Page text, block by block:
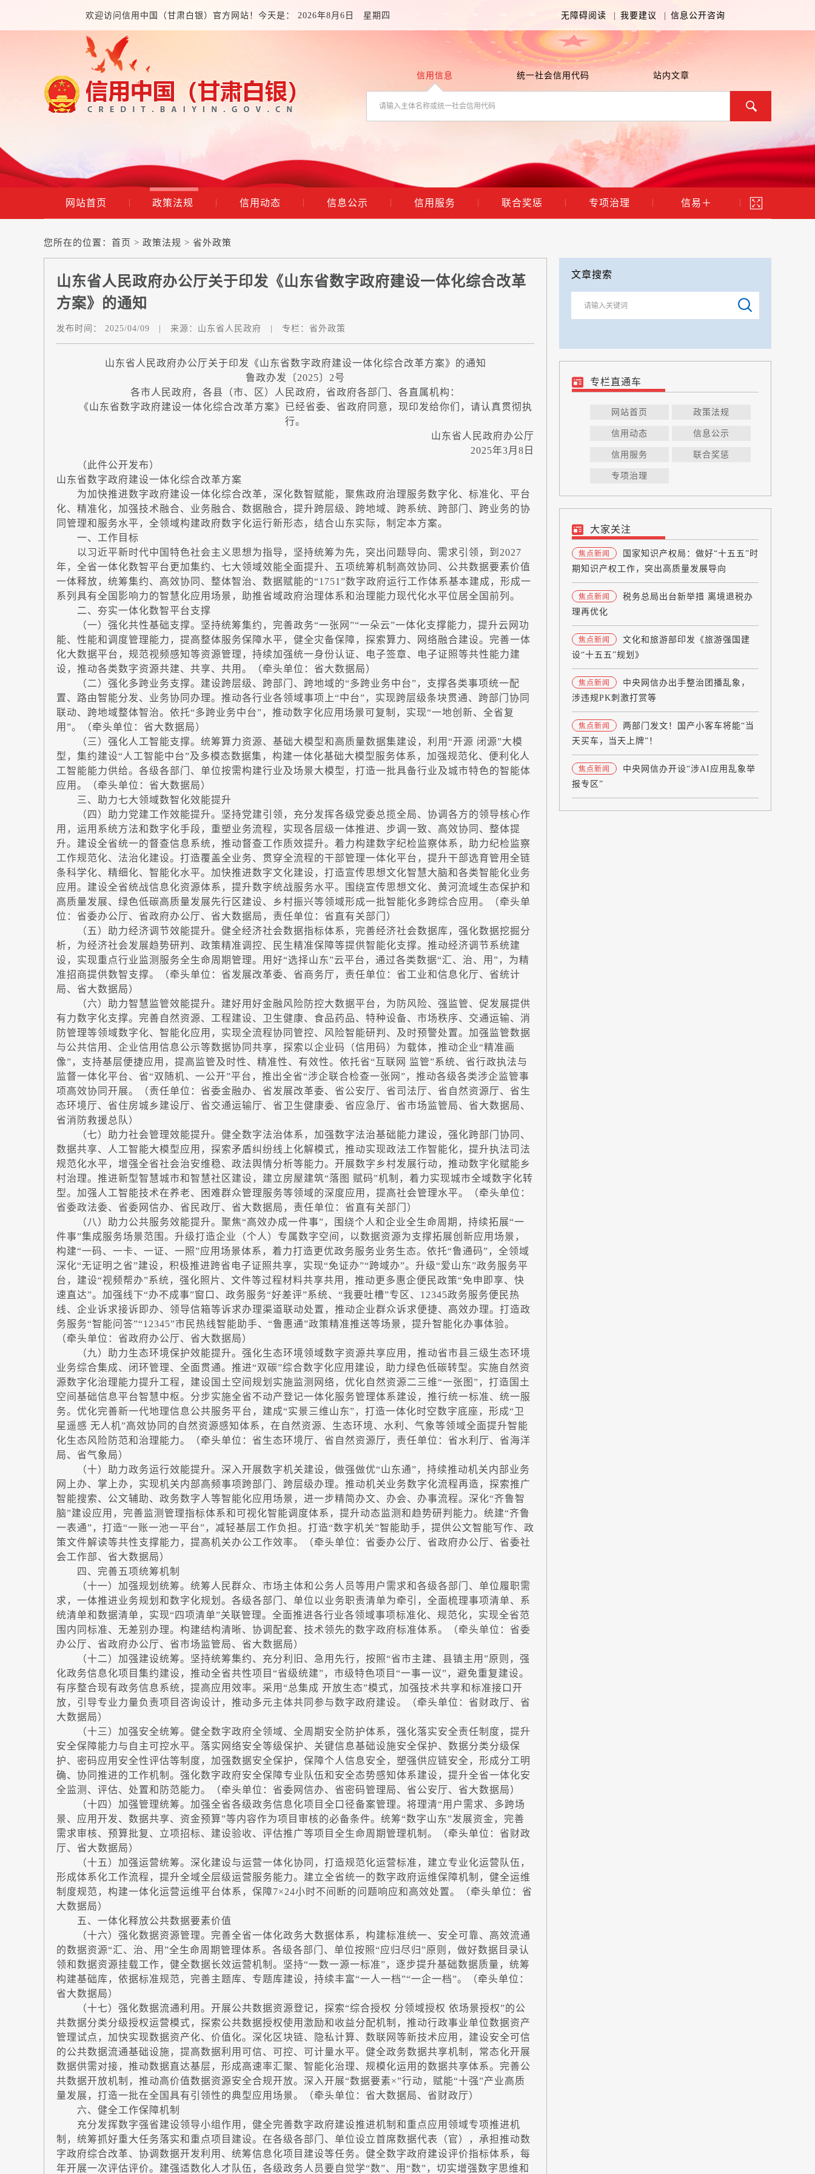
欢迎访问信用中国（甘肃白银）官方网站！今天是： 2026年8月6日 星期四 无障碍阅读 | 我要建议 | 信息公开咨询
信用信息 统一社会信用代码 站内文章
网站首页 政策法规 信用动态 信息公示 信用服务 联合奖惩 专项治理 信易＋
您所在的位置： 首页 > 政策法规 > 省外政策
山东省人民政府办公厅关于印发《山东省数字政府建设一体化综合改革
方案》的通知
发布时间： 2025/04/09 来源： 山东省人民政府 专栏： 省外政策
山东省人民政府办公厅关于印发《山东省数字政府建设一体化综合改革方案》的通知
鲁政办发〔2025〕2号
各市人民政府，各县（市、区）人民政府，省政府各部门、各直属机构：
《山东省数字政府建设一体化综合改革方案》已经省委、省政府同意，现印发给你们，请认真贯彻执
行。
山东省人民政府办公厅
2025年3月8日
（此件公开发布）
山东省数字政府建设一体化综合改革方案
为加快推进数字政府建设一体化综合改革，深化数智赋能，聚焦政府治理服务数字化、标准化、平台
化、精准化，加强技术融合、业务融合、数据融合，提升跨层级、跨地域、跨系统、跨部门、跨业务的协
同管理和服务水平，全领域构建政府数字化运行新形态，结合山东实际，制定本方案。
一、工作目标
以习近平新时代中国特色社会主义思想为指导，坚持统筹为先，突出问题导向、需求引领，到2027
年，全省一体化数智平台更加集约、七大领域效能全面提升、五项统筹机制高效协同、公共数据要素价值
一体释放，统筹集约、高效协同、整体智治、数据赋能的“1751”数字政府运行工作体系基本建成，形成一
系列具有全国影响力的智慧化应用场景，助推省域政府治理体系和治理能力现代化水平位居全国前列。
二、夯实一体化数智平台支撑
（一）强化共性基础支撑。坚持统筹集约，完善政务“一张网”“一朵云”一体化支撑能力，提升云网功
能、性能和调度管理能力，提高整体服务保障水平，健全灾备保障，探索算力、网络融合建设。完善一体
化大数据平台，规范视频感知等资源管理，持续加强统一身份认证、电子签章、电子证照等共性能力建
设，推动各类数字资源共建、共享、共用。（牵头单位：省大数据局）
（二）强化多跨业务支撑。建设跨层级、跨部门、跨地域的“多跨业务中台”，支撑各类事项统一配
置、路由智能分发、业务协同办理。推动各行业各领域事项上“中台”，实现跨层级条块贯通、跨部门协同
联动、跨地域整体智治。依托“多跨业务中台”，推动数字化应用场景可复制，实现“一地创新、全省复
用”。（牵头单位：省大数据局）
（三）强化人工智能支撑。统筹算力资源、基础大模型和高质量数据集建设，利用“开源 闭源”大模
型，集约建设“人工智能中台”及多模态数据集，构建一体化基础大模型服务体系，加强规范化、便利化人
工智能能力供给。各级各部门、单位按需构建行业及场景大模型，打造一批具备行业及城市特色的智能体
应用。（牵头单位：省大数据局）
三、助力七大领域数智化效能提升
（四）助力党建工作效能提升。坚持党建引领，充分发挥各级党委总揽全局、协调各方的领导核心作
用，运用系统方法和数字化手段，重塑业务流程，实现各层级一体推进、步调一致、高效协同、整体提
升。建设全省统一的督查信息系统，推动督查工作质效提升。着力构建数字纪检监察体系，助力纪检监察
工作规范化、法治化建设。打造覆盖全业务、贯穿全流程的干部管理一体化平台，提升干部选育管用全链
条科学化、精细化、智能化水平。加快推进数字文化建设，打造宣传思想文化智慧大脑和各类智能化业务
应用。建设全省统战信息化资源体系，提升数字统战服务水平。围绕宣传思想文化、黄河流域生态保护和
高质量发展、绿色低碳高质量发展先行区建设、乡村振兴等领域形成一批智能化多跨综合应用。（牵头单
位：省委办公厅、省政府办公厅、省大数据局，责任单位：省直有关部门）
（五）助力经济调节效能提升。健全经济社会数据指标体系，完善经济社会数据库，强化数据挖掘分
析，为经济社会发展趋势研判、政策精准调控、民生精准保障等提供智能化支撑。推动经济调节系统建
设，实现重点行业监测服务全生命周期管理。用好“选择山东”云平台，通过各类数据“汇、治、用”，为精
准招商提供数智支撑。（牵头单位：省发展改革委、省商务厅，责任单位：省工业和信息化厅、省统计
局、省大数据局）
（六）助力智慧监管效能提升。建好用好金融风险防控大数据平台，为防风险、强监管、促发展提供
有力数字化支撑。完善自然资源、工程建设、卫生健康、食品药品、特种设备、市场秩序、交通运输、消
防管理等领域数字化、智能化应用，实现全流程协同管控、风险智能研判、及时预警处置。加强监管数据
与公共信用、企业信用信息公示等数据协同共享，探索以企业码（信用码）为载体，推动企业“精准画
像”，支持基层便捷应用，提高监管及时性、精准性、有效性。依托省“互联网 监管”系统、省行政执法与
监督一体化平台、省“双随机、一公开”平台，推出全省“涉企联合检查一张网”，推动各级各类涉企监管事
项高效协同开展。（责任单位：省委金融办、省发展改革委、省公安厅、省司法厅、省自然资源厅、省生
态环境厅、省住房城乡建设厅、省交通运输厅、省卫生健康委、省应急厅、省市场监管局、省大数据局、
省消防救援总队）
（七）助力社会管理效能提升。健全数字法治体系，加强数字法治基础能力建设，强化跨部门协同、
数据共享、人工智能大模型应用，探索矛盾纠纷线上化解模式，推动实现政法工作智能化，提升执法司法
规范化水平，增强全省社会治安维稳、政法舆情分析等能力。开展数字乡村发展行动，推动数字化赋能乡
村治理。推进新型智慧城市和智慧社区建设，建立房屋建筑“落图 赋码”机制，着力实现城市全域数字化转
型。加强人工智能技术在养老、困难群众管理服务等领域的深度应用，提高社会管理水平。（牵头单位：
省委政法委、省委网信办、省民政厅、省大数据局，责任单位：省直有关部门）
（八）助力公共服务效能提升。聚焦“高效办成一件事”，围绕个人和企业全生命周期，持续拓展“一
件事”集成服务场景范围。升级打造企业（个人）专属数字空间，以数据资源为支撑拓展创新应用场景，
构建“一码、一卡、一证、一照”应用场景体系，着力打造更优政务服务业务生态。依托“鲁通码”，全领域
深化“无证明之省”建设，积极推进跨省电子证照共享，实现“免证办”“跨域办”。升级“爱山东”政务服务平
台，建设“视频帮办”系统，强化照片、文件等过程材料共享共用，推动更多惠企便民政策“免申即享、快
速直达”。加强线下“办不成事”窗口、政务服务“好差评”系统、“我要吐槽”专区、12345政务服务便民热
线、企业诉求接诉即办、领导信箱等诉求办理渠道联动处置，推动企业群众诉求便捷、高效办理。打造政
务服务“智能问答”“12345”市民热线智能助手、“鲁惠通”政策精准推送等场景，提升智能化办事体验。
（牵头单位：省政府办公厅、省大数据局）
（九）助力生态环境保护效能提升。强化生态环境领域数字资源共享应用，推动省市县三级生态环境
业务综合集成、闭环管理、全面贯通。推进“双碳”综合数字化应用建设，助力绿色低碳转型。实施自然资
源数字化治理能力提升工程，建设国土空间规划实施监测网络，优化自然资源二三维“一张图”，打造国土
空间基础信息平台智慧中枢。分步实施全省不动产登记一体化服务管理体系建设，推行统一标准、统一服
务。优化完善新一代地理信息公共服务平台，建成“实景三维山东”，打造一体化时空数字底座，形成“卫
星遥感 无人机”高效协同的自然资源感知体系，在自然资源、生态环境、水利、气象等领域全面提升智能
化生态风险防范和治理能力。（牵头单位：省生态环境厅、省自然资源厅，责任单位：省水利厅、省海洋
局、省气象局）
（十）助力政务运行效能提升。深入开展数字机关建设，做强做优“山东通”，持续推动机关内部业务
网上办、掌上办，实现机关内部高频事项跨部门、跨层级办理。推动机关业务数字化流程再造，探索推广
智能搜索、公文辅助、政务数字人等智能化应用场景，进一步精简办文、办会、办事流程。深化“齐鲁智
脑”建设应用，完善监测管理指标体系和可视化智能调度体系，提升动态监测和趋势研判能力。统建“齐鲁
一表通”，打造“一账一池一平台”，减轻基层工作负担。打造“数字机关”智能助手，提供公文智能写作、政
策文件解读等共性支撑能力，提高机关办公工作效率。（牵头单位：省委办公厅、省政府办公厅、省委社
会工作部、省大数据局）
四、完善五项统筹机制
（十一）加强规划统筹。统筹人民群众、市场主体和公务人员等用户需求和各级各部门、单位履职需
求，一体推进业务规划和数字化规划。各级各部门、单位以业务职责清单为牵引，全面梳理事项清单、系
统清单和数据清单，实现“四项清单”关联管理。全面推进各行业各领域事项标准化、规范化，实现全省范
围内同标准、无差别办理。构建结构清晰、协调配套、技术领先的数字政府标准体系。（牵头单位：省委
办公厅、省政府办公厅、省市场监管局、省大数据局）
（十二）加强建设统筹。坚持统筹集约、充分利旧、急用先行，按照“省市主建、县镇主用”原则，强
化政务信息化项目集约建设，推动全省共性项目“省级统建”，市级特色项目“一事一议”，避免重复建设。
有序整合现有政务信息系统，提高应用效率。采用“总集成 开放生态”模式，加强技术共享和标准接口开
放，引导专业力量负责项目咨询设计，推动多元主体共同参与数字政府建设。（牵头单位：省财政厅、省
大数据局）
（十三）加强安全统筹。健全数字政府全领域、全周期安全防护体系，强化落实安全责任制度，提升
安全保障能力与自主可控水平。落实网络安全等级保护、关键信息基础设施安全保护、数据分类分级保
护、密码应用安全性评估等制度，加强数据安全保护，保障个人信息安全，塑强供应链安全，形成分工明
确、协同推进的工作机制。强化数字政府安全保障专业队伍和安全态势感知体系建设，提升全省一体化安
全监测、评估、处置和防范能力。（牵头单位：省委网信办、省密码管理局、省公安厅、省大数据局）
（十四）加强管理统筹。加强全省各级政务信息化项目全口径备案管理。将理清“用户需求、多跨场
景、应用开发、数据共享、资金预算”等内容作为项目审核的必备条件。统筹“数字山东”发展资金，完善
需求审核、预算批复、立项招标、建设验收、评估推广等项目全生命周期管理机制。（牵头单位：省财政
厅、省大数据局）
（十五）加强运营统筹。深化建设与运营一体化协同，打造规范化运营标准，建立专业化运营队伍，
形成体系化工作流程，提升全域全层级运营服务能力。建立全省统一的数字政府运维保障机制，健全运维
制度规范，构建一体化运营运维平台体系，保障7×24小时不间断的问题响应和高效处置。（牵头单位：省
大数据局）
五、一体化释放公共数据要素价值
（十六）强化数据资源管理。完善全省一体化政务大数据体系，构建标准统一、安全可靠、高效流通
的数据资源“汇、治、用”全生命周期管理体系。各级各部门、单位按照“应归尽归”原则，做好数据目录认
领和数据资源挂载工作，健全数据长效运营机制。坚持“一数一源一标准”，逐步提升基础数据质量，统筹
构建基础库，依据标准规范，完善主题库、专题库建设，持续丰富“一人一档”“一企一档”。（牵头单位：
省大数据局）
（十七）强化数据流通利用。开展公共数据资源登记，探索“综合授权 分领域授权 依场景授权”的公
共数据分类分级授权运营模式，探索公共数据授权使用激励和收益分配机制，推动行政事业单位数据资产
管理试点，加快实现数据资产化、价值化。深化区块链、隐私计算、数联网等新技术应用，建设安全可信
的公共数据流通基础设施，提高数据利用可信、可控、可计量水平。健全政务数据共享机制，常态化开展
数据供需对接，推动数据直达基层，形成高速率汇聚、智能化治理、规模化运用的数据共享体系。完善公
共数据开放机制，推动高价值数据资源安全合规开放。深入开展“数据要素×”行动，赋能“十强”产业高质
量发展，打造一批在全国具有引领性的典型应用场景。（牵头单位：省大数据局、省财政厅）
六、健全工作保障机制
充分发挥数字强省建设领导小组作用，健全完善数字政府建设推进机制和重点应用领域专项推进机
制，统筹抓好重大任务落实和重点项目建设。在各级各部门、单位设立首席数据代表（官），承担推动数
字政府综合改革、协调数据开发利用、统筹信息化项目建设等任务。健全数字政府建设评价指标体系，每
年开展一次评估评价。建强适数化人才队伍，各级政务人员要自觉学“数”、用“数”，切实增强数字思维和
文章搜索
专栏直通车
网站首页 政策法规
信用动态 信息公示
信用服务 联合奖惩
专项治理
大家关注
焦点新闻
国家知识产权局：做好“十五五”时
期知识产权工作，突出高质量发展导向
焦点新闻
税务总局出台新举措 离境退税办
理再优化
焦点新闻
文化和旅游部印发《旅游强国建
设“十五五”规划》
焦点新闻
中央网信办出手整治团播乱象，
涉违规PK刺激打赏等
焦点新闻
两部门发文！国产小客车将能“当
天买车，当天上牌”！
焦点新闻
中央网信办开设“涉AI应用乱象举
报专区”